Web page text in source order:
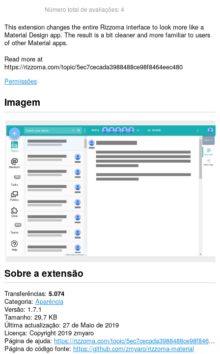
Número total de avaliações:4
This extension changes the entire Rizzoma interface to look more like a
Material Design app. The result is a bit cleaner and more familiar to users
of other Material apps.
Read more at
https://rizzoma.com/topic/5ec7cecada3988488ce98f8464eec480
Permissões
Esta
extensão
aceder
aos
seus
dados
em
alguns
sítios.
Imagem
Sobre a extensão
Transferências 5.074
Categoria Aparência
Versão 1.7.1
Tamanho 29,7 KB
Última actualização 27 de Maio de 2019
Licença Copyright 2019 zmyaro
Página de ajuda
https://rizzoma.com/topic/5ec7cecada3988488ce98f8464eec480
Página do código fonte https://github.com/zmyaro/rizzoma-material